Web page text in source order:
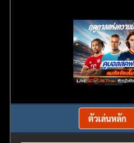
ตัวเล่นหลัก